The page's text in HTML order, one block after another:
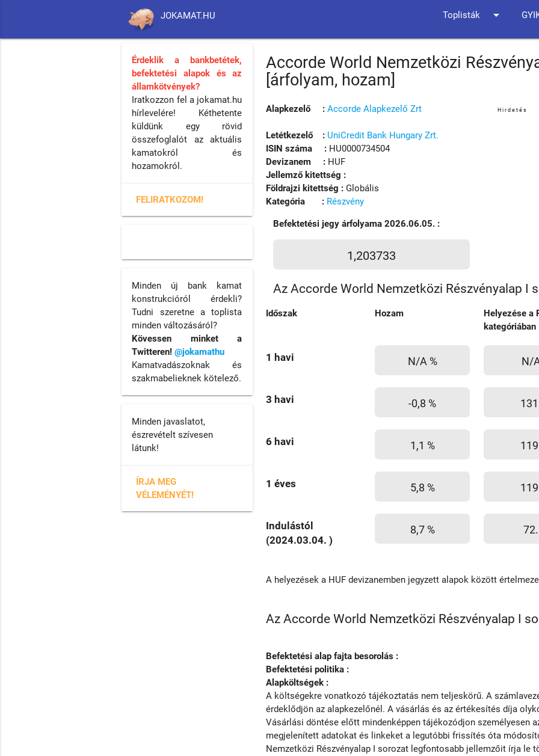
JOKAMAT.HU Toplisták arrow_drop_down
Accorde World Nemzetközi
[árfolyam, hozam]
Hirdetés
Alapkezelő : Accorde Alapkezelő Zrt
Letétkezelő : UniCredit Bank Hungary Zrt.
ISIN száma : HU0000734504
Devizanem : HUF
Jellemző kitettség :
Földrajzi kitettség :Globális
Kategória : Részvény
Befektetési jegy árfolyama 2026.06.05. :
1,203733
Az Accorde World Nemzetközi Részvényalap I
Időszak Hozam
Helyezése a
kategóriában
1 havi N/A % N/
3 havi -0,8 %
6 havi 1,1 %
1 éves 5,8 %
Indulástól
(2024.03.04. )
8,7 % 72.
A helyezések a HUF devizanemben jegyzett alapok között
Az Accorde World Nemzetközi Részvényalap I
Befektetési alap fajta besorolás :
Befektetési politika :
Alapköltségek :
A költségekre vonatkozó tájékoztatás nem teljeskörű. A
érdeklődjön az alapkezelőnél. A vásárlás és az értékesítés díja
Vásárlási döntése előtt mindenképpen tájékozódjon személyesen
megjelenített adatokat és linkeket a legutóbbi frissítés óta
Nemzetközi Részvényalap I sorozat legfontosabb jellemzőit írja le
Érdeklik a bankbetétek,
befektetési alapok és az
államkötvények?
Iratkozzon fel a jokamat.hu
hírlevelére! Kéthetente
küldünk egy rövid
összefoglalót az aktuális
kamatokról és
hozamokról.
FELIRATKOZOM!
Minden új bank kamat
konstrukcióról érdekli?
Tudni szeretne a toplista
minden változásáról?
Kövessen minket a
Twitteren!@jokamathu
Kamatvadászoknak és
szakmabelieknek kötelező.
Minden javaslatot,
észrevételt szívesen
látunk!
ÍRJA MEG
VÉLEMÉNYÉT!